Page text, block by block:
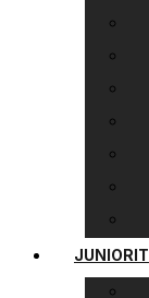
JUNIORIT